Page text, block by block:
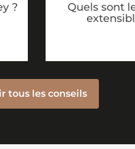
?
Quels sont
tous les conseils